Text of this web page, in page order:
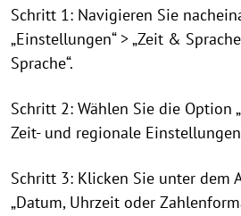
Schritt 1: Navigieren Sie
„Einstellungen“ > „Zeit &
Sprache“.
Schritt 2: Wählen Sie die Option
Zeit- und regionale
Schritt 3: Klicken Sie unter dem
„Datum, Uhrzeit oder